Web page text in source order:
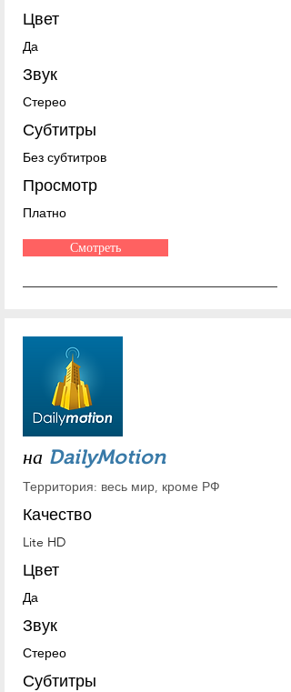
Цвет
Да
Звук
Стерео
Субтитры
Без субтитров
Просмотр
Платно
Смотреть
на DailyMotion
Территория: весь мир, кроме РФ
Качество
Lite HD
Цвет
Да
Звук
Стерео
Субтитры